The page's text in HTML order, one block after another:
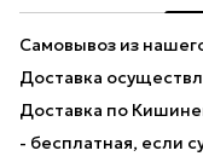
Самовывоз из
Доставка
Доставка по
- бесплатная, если